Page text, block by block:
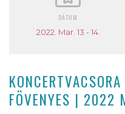
DÁTUM
2022. Mar. 13 - 14.
FÖVENYES | 2022